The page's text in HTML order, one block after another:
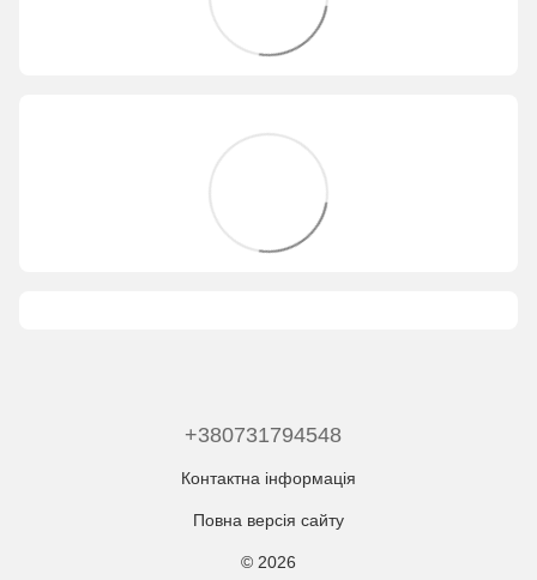
+380731794548
Контактна інформація
Повна версія сайту
© 2026